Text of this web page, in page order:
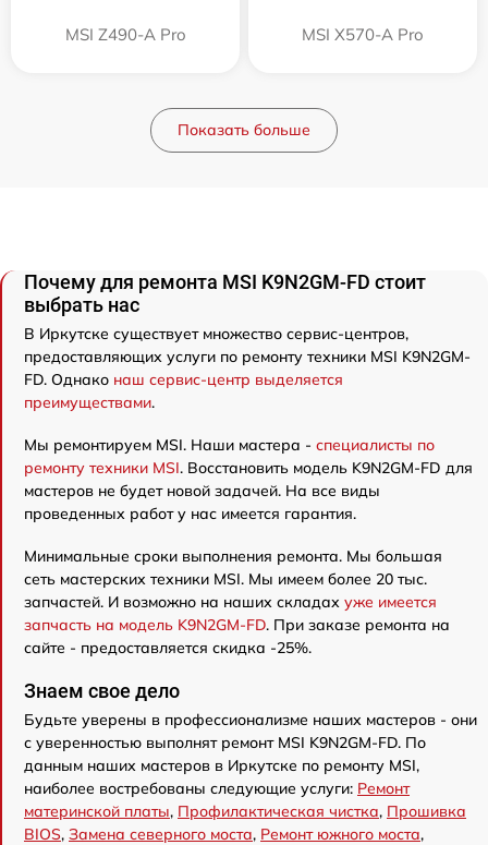
MSI Z490-A Pro MSI X570-A Pro
Показать больше
Почему для ремонта MSI K9N2GM-FD стоит
выбрать нас
В Иркутске существует множество сервис-центров,
предоставляющих услуги по ремонту техники MSI K9N2GM-
FD. Однако наш сервис-центр выделяется
преимуществами.
Мы ремонтируем MSI. Наши мастера - специалисты по
ремонту техники MSI. Восстановить модель K9N2GM-FD для
мастеров не будет новой задачей. На все виды
проведенных работ у нас имеется гарантия.
Минимальные сроки выполнения ремонта. Мы большая
сеть мастерских техники MSI. Мы имеем более 20 тыс.
запчастей. И возможно на наших складах уже имеется
запчасть на модель K9N2GM-FD. При заказе ремонта на
сайте - предоставляется скидка -25%.
Знаем свое дело
Будьте уверены в профессионализме наших мастеров - они
с уверенностью выполнят ремонт MSI K9N2GM-FD. По
данным наших мастеров в Иркутске по ремонту MSI,
наиболее востребованы следующие услуги: Ремонт
материнской платы, Профилактическая чистка, Прошивка
BIOS, Замена северного моста, Ремонт южного моста,